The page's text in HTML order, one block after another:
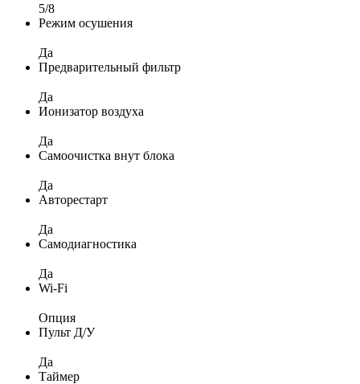
5/8
Режим осушения
Да
Предварительный фильтр
Да
Ионизатор воздуха
Да
Самоочистка внут блока
Да
Авторестарт
Да
Самодиагностика
Да
Wi-Fi
Опция
Пульт Д/У
Да
Таймер